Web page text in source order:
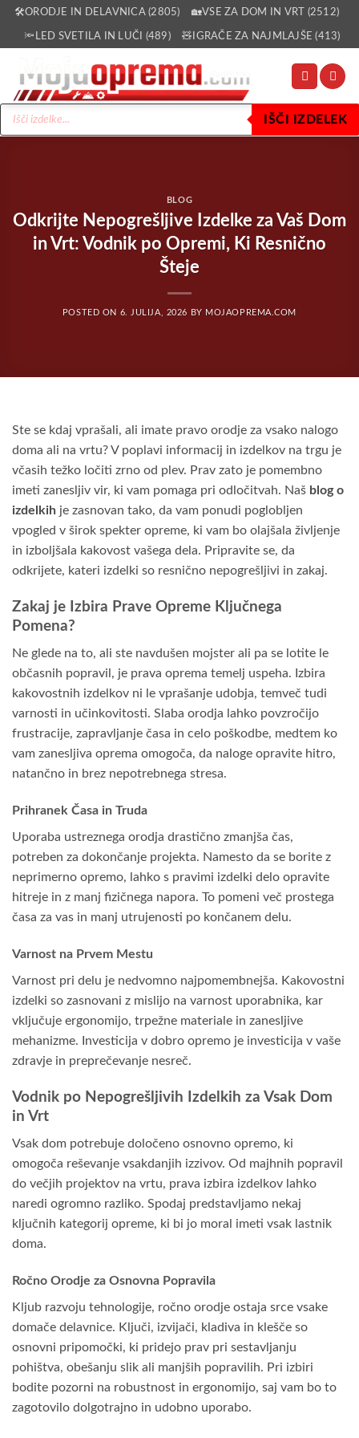
Skoči
vsebino
🛠️ORODJE IN DELAVNICA (2805) 🏡VSE ZA DOM IN VRT (2512)
🔦LED SVETILA IN LUČI (489) 🧸IGRAČE ZA NAJMLAJŠE (413)
Products
search
IŠČI IZDELEK
BLOG
Odkrijte Nepogrešljive Izdelke za Vaš Dom
in Vrt: Vodnik po Opremi, Ki Resnično
Šteje
POSTED ON 6. JULIJA, 2026 BY MOJAOPREMA.COM
Ste se kdaj vprašali, ali imate pravo orodje za vsako nalogo
doma ali na vrtu? V poplavi informacij in izdelkov na trgu je
včasih težko ločiti zrno od plev. Prav zato je pomembno
imeti zanesljiv vir, ki vam pomaga pri odločitvah. Naš blog o
izdelkih je zasnovan tako, da vam ponudi poglobljen
vpogled v širok spekter opreme, ki vam bo olajšala življenje
in izboljšala kakovost vašega dela. Pripravite se, da
odkrijete, kateri izdelki so resnično nepogrešljivi in zakaj.
Zakaj je Izbira Prave Opreme Ključnega
Pomena?
Ne glede na to, ali ste navdušen mojster ali pa se lotite le
občasnih popravil, je prava oprema temelj uspeha. Izbira
kakovostnih izdelkov ni le vprašanje udobja, temveč tudi
varnosti in učinkovitosti. Slaba orodja lahko povzročijo
frustracije, zapravljanje časa in celo poškodbe, medtem ko
vam zanesljiva oprema omogoča, da naloge opravite hitro,
natančno in brez nepotrebnega stresa.
Prihranek Časa in Truda
Uporaba ustreznega orodja drastično zmanjša čas,
potreben za dokončanje projekta. Namesto da se borite z
neprimerno opremo, lahko s pravimi izdelki delo opravite
hitreje in z manj fizičnega napora. To pomeni več prostega
časa za vas in manj utrujenosti po končanem delu.
Varnost na Prvem Mestu
Varnost pri delu je nedvomno najpomembnejša. Kakovostni
izdelki so zasnovani z mislijo na varnost uporabnika, kar
vključuje ergonomijo, trpežne materiale in zanesljive
mehanizme. Investicija v dobro opremo je investicija v vaše
zdravje in preprečevanje nesreč.
Vodnik po Nepogrešljivih Izdelkih za Vsak Dom
in Vrt
Vsak dom potrebuje določeno osnovno opremo, ki
omogoča reševanje vsakdanjih izzivov. Od majhnih popravil
do večjih projektov na vrtu, prava izbira izdelkov lahko
naredi ogromno razliko. Spodaj predstavljamo nekaj
ključnih kategorij opreme, ki bi jo moral imeti vsak lastnik
doma.
Ročno Orodje za Osnovna Popravila
Kljub razvoju tehnologije, ročno orodje ostaja srce vsake
domače delavnice. Ključi, izvijači, kladiva in klešče so
osnovni pripomočki, ki pridejo prav pri sestavljanju
pohištva, obešanju slik ali manjših popravilih. Pri izbiri
bodite pozorni na robustnost in ergonomijo, saj vam bo to
zagotovilo dolgotrajno in udobno uporabo.